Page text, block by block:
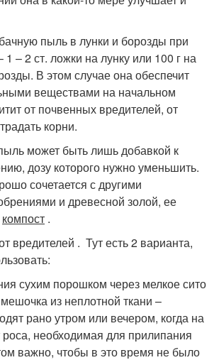
пыль в лунки и борозды при
– 2 ст. ложки на лунку или 100 г на
В этом случае она обеспечит
веществами на начальном
от почвенных вредителей, от
корни.
может быть лишь добавкой к
дозу которого нужно уменьшить.
сочетается с другими
и древесной золой, ее
компост .
вредителей . Тут есть 2 варианта,
сухим порошком через мелкое сито
из неплотной ткани –
рано утром или вечером, когда на
роса, необходимая для прилипания
важно, чтобы в это время не было